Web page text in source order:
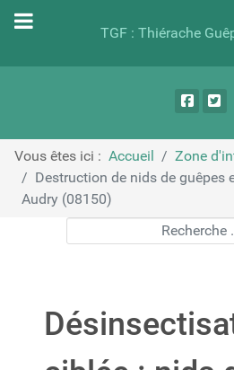
TGF : Thiérache
Vous êtes ici : Accueil
Zone
Destruction de nids de guêpes
Audry (08150)